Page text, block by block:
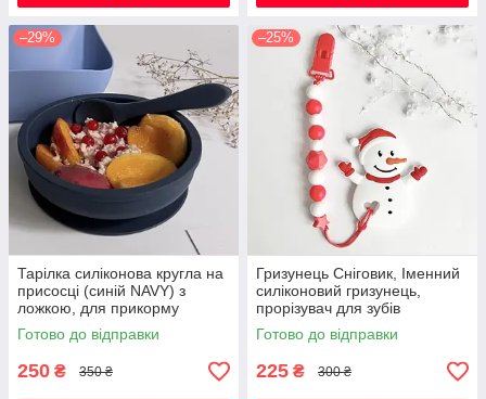
–29%
Тарілка силіконова кругла на
присосці (синій NAVY) з
ложкою, для прикорму
Готово до відправки
250 ₴ 350 ₴
–25%
Гризунець Сніговик, Іменний
силіконовий гризунець,
прорізувач для зубів
Готово до відправки
225 ₴ 300 ₴